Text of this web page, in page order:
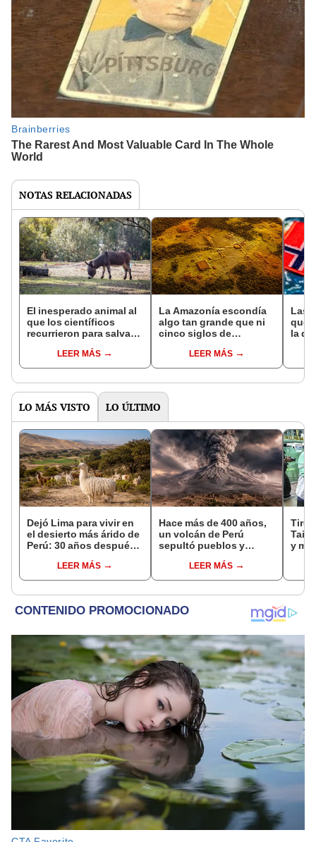
NOTAS RELACIONADAS
El inesperado animal al
que los científicos
recurrieron para salvar
reintroducción de un
asno salvaje está
en un paisaje con más
LEER MÁS
La Amazonía escondía
algo tan grande que ni
cinco siglos de
encontrarlo: el hallazgo
podría cambiar todo lo
pasado
LEER MÁS
Las
que
la de
LO MÁS VISTO LO ÚLTIMO
Dejó Lima para vivir en
el desierto más árido de
Perú: 30 años después,
creó un sorprendente
ecosistema
LEER MÁS
Hace más de 400 años,
un volcán de Perú
sepultó pueblos y
veranos más fríos de la
historia: sigue bajo
LEER MÁS
y